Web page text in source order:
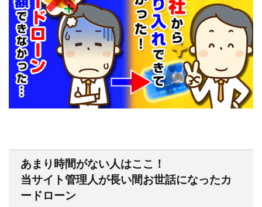
あまり時間がない人はここ！
当サイト管理人が長い間お世話になったカ
ードローン